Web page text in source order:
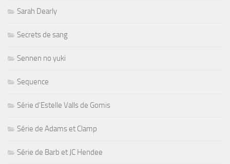
Sarah Dearly
Secrets de sang
Sennen no yuki
Sequence
Série d'Estelle Valls de Gomis
Série de Adams et Clamp
Série de Barb et JC Hendee